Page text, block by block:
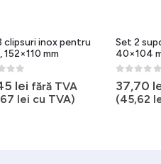
clipsuri inox pentru
mm
5lei fără TVA
lei cu TVA)
Set 2
40×104
0out of 5
37,70
(45,62